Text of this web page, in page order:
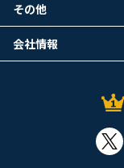
その他
会社情報